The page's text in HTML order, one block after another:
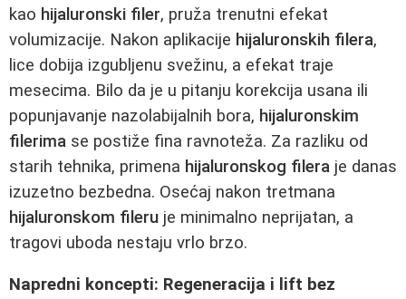
kao hijaluronski filer, pruža trenutni efekat
volumizacije. Nakon aplikacije hijaluronskih filera,
lice dobija izgubljenu svežinu, a efekat traje
mesecima. Bilo da je u pitanju korekcija usana ili
popunjavanje nazolabijalnih bora, hijaluronskim
filerima se postiže fina ravnoteža. Za razliku od
starih tehnika, primena hijaluronskog filera je danas
izuzetno bezbedna. Osećaj nakon tretmana
hijaluronskom fileru je minimalno neprijatan, a
tragovi uboda nestaju vrlo brzo.
Napredni koncepti: Regeneracija i lift bez